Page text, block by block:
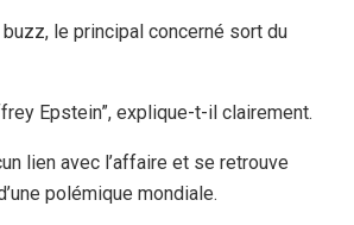
buzz, le principal concerné sort du
Epstein”, explique-t-il clairement.
lien avec l’affaire et se retrouve
polémique mondiale.